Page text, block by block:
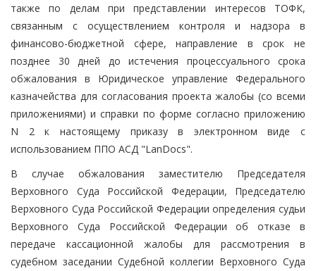
также по делам при представлении интересов ТОФК,
связанным с осуществлением контроля и надзора в
финансово-бюджетной сфере, направление в срок не
позднее 30 дней до истечения процессуального срока
обжалования в Юридическое управление Федерального
казначейства для согласования проекта жалобы (со всеми
приложениями) и справки по форме согласно приложению
N 2 к настоящему приказу в электронном виде с
использованием ППО АСД "LanDocs".
В случае обжалования заместителю Председателя
Верховного Суда Российской Федерации, Председателю
Верховного Суда Российской Федерации определения судьи
Верховного Суда Российской Федерации об отказе в
передаче кассационной жалобы для рассмотрения в
судебном заседании Судебной коллегии Верховного Суда